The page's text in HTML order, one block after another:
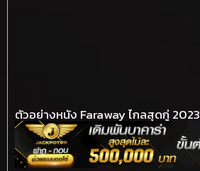
ตัวอย่างหนัง Faraway ไกลสุดกู่ 2023